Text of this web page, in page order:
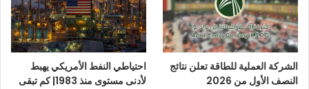
الشركة العملية للطاقة تعلن نتائج
النصف الأول من 2026
احتياطي النفط الأمريكي يهبط
لأدنى مستوى منذ 1983| كم تبقى